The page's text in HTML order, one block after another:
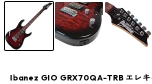
Ibanez GIO GRX70QA-TRB エレキ